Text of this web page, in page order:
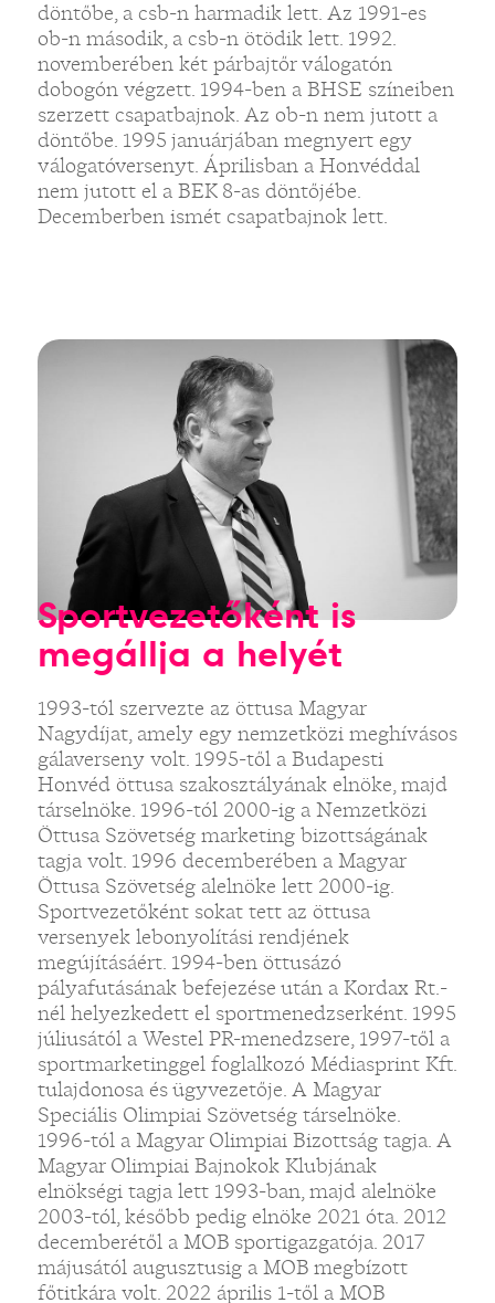
döntőbe, a csb-n harmadik lett. Az 1991-es
ob-n második, a csb-n ötödik lett. 1992.
novemberében két párbajtőr válogatón
dobogón végzett. 1994-ben a BHSE színeiben
szerzett csapatbajnok. Az ob-n nem jutott a
döntőbe. 1995 januárjában megnyert egy
válogatóversenyt. Áprilisban a Honvéddal
nem jutott el a BEK 8-as döntőjébe.
Decemberben ismét csapatbajnok lett.
Sportvezetőként is
megállja a helyét
1993-tól szervezte az öttusa Magyar
Nagydíjat, amely egy nemzetközi meghívásos
gálaverseny volt. 1995-től a Budapesti
Honvéd öttusa szakosztályának elnöke, majd
társelnöke. 1996-tól 2000-ig a Nemzetközi
Öttusa Szövetség marketing bizottságának
tagja volt. 1996 decemberében a Magyar
Öttusa Szövetség alelnöke lett 2000-ig.
Sportvezetőként sokat tett az öttusa
versenyek lebonyolítási rendjének
megújításáért. 1994-ben öttusázó
pályafutásának befejezése után a Kordax Rt.-
nél helyezkedett el sportmenedzserként. 1995
júliusától a Westel PR-menedzsere, 1997-től a
sportmarketinggel foglalkozó Médiasprint Kft.
tulajdonosa és ügyvezetője. A Magyar
Speciális Olimpiai Szövetség társelnöke.
1996-tól a Magyar Olimpiai Bizottság tagja. A
Magyar Olimpiai Bajnokok Klubjának
elnökségi tagja lett 1993-ban, majd alelnöke
2003-tól, később pedig elnöke 2021 óta. 2012
decemberétől a MOB sportigazgatója. 2017
májusától augusztusig a MOB megbízott
főtitkára volt. 2022 április 1-től a MOB